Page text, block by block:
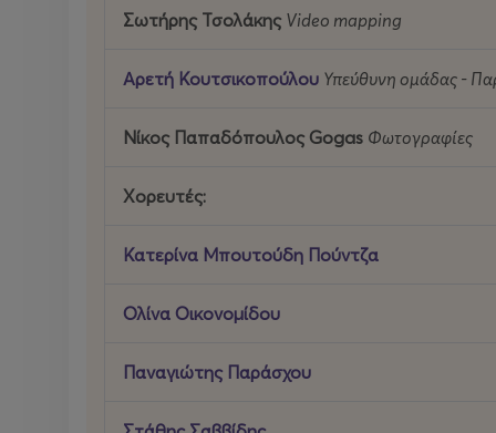
Σωτήρης Τσολάκης Video mapping
Αρετή Κουτσικοπούλου Υπεύθυνη ομάδας -
Νίκος Παπαδόπουλος Gogas Φωτογραφίες
Χορευτές:
Κατερίνα Μπουτούδη Πούντζα
Ολίνα Οικονομίδου
Παναγιώτης Παράσχου